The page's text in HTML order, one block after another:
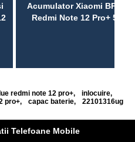
Acumulator Xiaomi BP4J,
Redmi Note 12 Pro+ 5G
redmi note 12 pro+, inlocuire,
pro+, capac baterie, 22101316ug
Telefoane Mobile